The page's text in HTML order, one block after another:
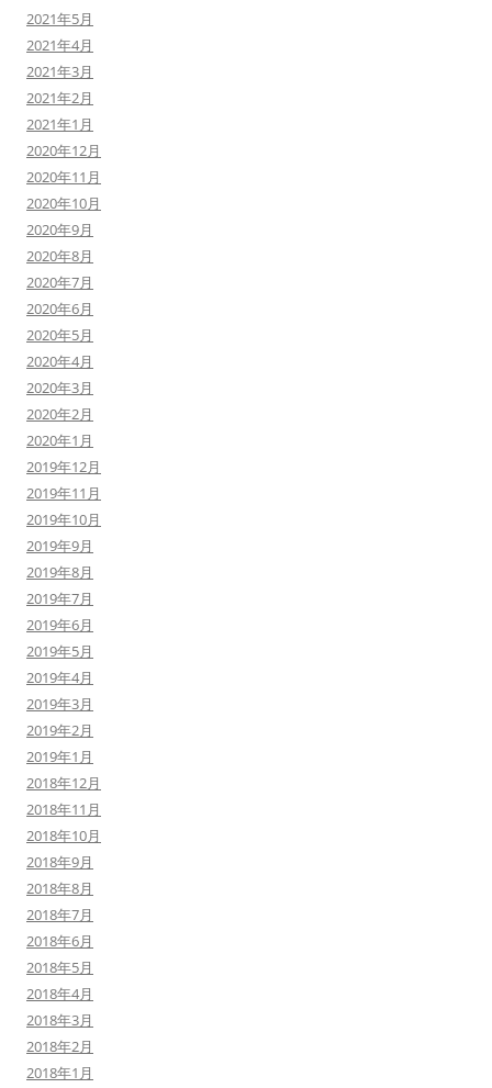
2021年5月
2021年4月
2021年3月
2021年2月
2021年1月
2020年12月
2020年11月
2020年10月
2020年9月
2020年8月
2020年7月
2020年6月
2020年5月
2020年4月
2020年3月
2020年2月
2020年1月
2019年12月
2019年11月
2019年10月
2019年9月
2019年8月
2019年7月
2019年6月
2019年5月
2019年4月
2019年3月
2019年2月
2019年1月
2018年12月
2018年11月
2018年10月
2018年9月
2018年8月
2018年7月
2018年6月
2018年5月
2018年4月
2018年3月
2018年2月
2018年1月